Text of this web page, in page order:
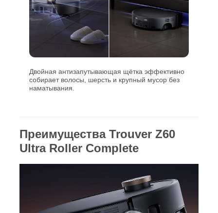
Двойная антизапутывающая щётка эффективно
собирает волосы, шерсть и крупный мусор без
наматывания.
Преимущества Trouver Z60
Ultra Roller Complete